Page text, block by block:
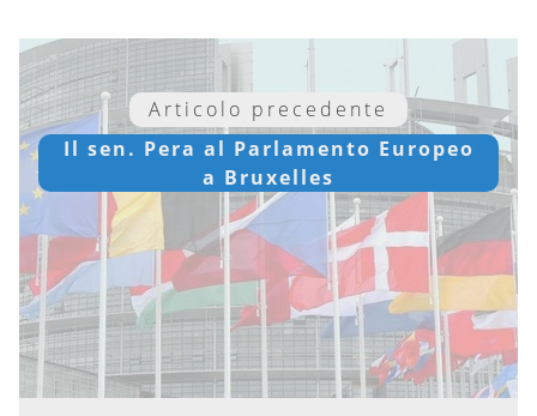
Articolo precedente
Il sen. Pera al Parlamento Europeo
a Bruxelles